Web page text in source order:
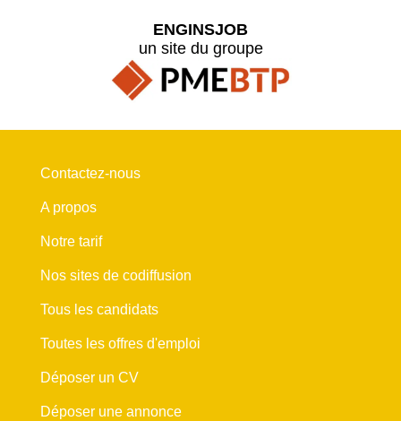
ENGINSJOB
un site du groupe
Contactez-nous
A propos
Notre tarif
Nos sites de codiffusion
Tous les candidats
Toutes les offres d'emploi
Déposer un CV
Déposer une annonce